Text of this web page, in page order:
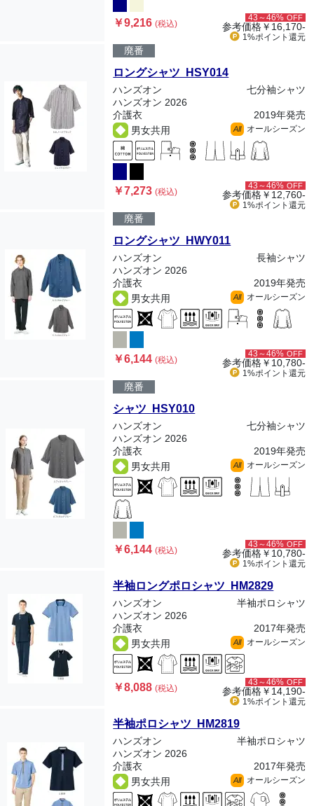
￥9,216(税込)
43～46% OFF
参考価格￥16,170-
1%ポイント 還元
廃番
ロングシャツ HSY014
ハンズオン
七分袖シャツ
ハンズオン 2026
介護衣
2019年発売
男女共用
All オールシーズン
￥7,273(税込)
43～46% OFF
参考価格￥12,760-
1%ポイント 還元
廃番
ロングシャツ HWY011
ハンズオン
長袖シャツ
ハンズオン 2026
介護衣
2019年発売
男女共用
All オールシーズン
￥6,144(税込)
43～46% OFF
参考価格￥10,780-
1%ポイント 還元
廃番
シャツ HSY010
ハンズオン
七分袖シャツ
ハンズオン 2026
介護衣
2019年発売
男女共用
All オールシーズン
￥6,144(税込)
43～46% OFF
参考価格￥10,780-
1%ポイント 還元
半袖ロングポロシャツ HM2829
ハンズオン
半袖ポロシャツ
ハンズオン 2026
介護衣
2017年発売
男女共用
All オールシーズン
￥8,088(税込)
43～46% OFF
参考価格￥14,190-
1%ポイント 還元
半袖ポロシャツ HM2819
ハンズオン
半袖ポロシャツ
ハンズオン 2026
介護衣
2017年発売
男女共用
All オールシーズン